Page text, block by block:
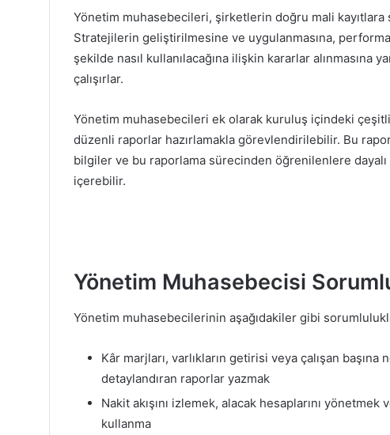
Yönetim muhasebecileri, şirketlerin doğru mali kayıtlara
Stratejilerin geliştirilmesine ve uygulanmasına,
şekilde nasıl kullanılacağına ilişkin kararlar alınmasına
çalışırlar.
Yönetim muhasebecileri ek olarak kuruluş içindeki
düzenli raporlar hazırlamakla görevlendirilebilir. Bu
bilgiler ve bu raporlama sürecinden öğrenilenlere
içerebilir.
Yönetim Muhasebecisi
Yönetim muhasebecilerinin aşağıdakiler gibi
Kâr marjları, varlıkların getirisi veya çalışan
detaylandıran raporlar yazmak
Nakit akışını izlemek, alacak hesaplarını yönetmek
kullanma